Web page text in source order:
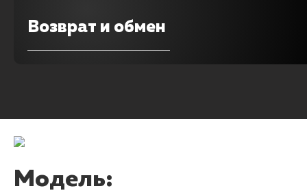
Возврат и обмен
Модель: